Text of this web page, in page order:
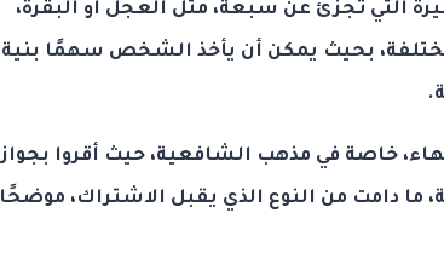
التي تجزئ عن سبعة، مثل العجل أو البقرة،
مختلفة، بحيث يمكن أن يأخذ الشخص سهمًا بنية
خاصة في مذهب الشافعية، حيث أقروا بجواز
ما دامت من النوع الذي يقبل الاشتراك، موضحًا